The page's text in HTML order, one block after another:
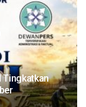
Tingkatkan